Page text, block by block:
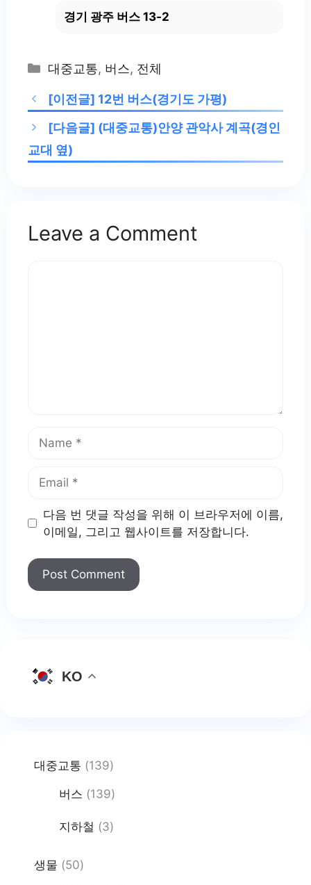
경기 광주 버스 13-2
Categories
대중교통, 버스, 전체
[이전글] 12번 버스(경기도 가평)
[다음글] (대중교통)안양 관악사 계곡(경인
교대 옆)
Leave a Comment
다음 번 댓글 작성을 위해 이 브라우저에 이름,
이메일, 그리고 웹사이트를 저장합니다.
KO
대중교통 (139)
버스 (139)
지하철 (3)
생물 (50)